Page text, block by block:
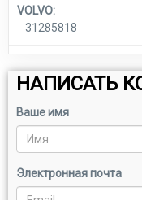
VOLVO:
31285818
НАПИСАТЬ
Ваше имя
Электронная почта